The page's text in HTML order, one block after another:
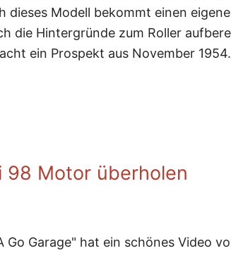
dieses Modell bekommt einen
die Hintergründe zum Roller
ein Prospekt aus November 1954.
Diana
98 Motor überholen
Go Garage" hat ein schönes Video